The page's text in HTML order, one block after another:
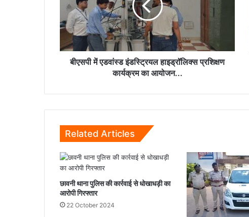
हाइड्रॉलिक्स
प्रशिक्षण
कार्यक्रम
आयोजन...
बीएसपी में एडवांस्ड इंडस्ट्रियल हाइड्रॉलिक्स प्रशिक्षण
कार्यक्रम का आयोजन...
Related Articles
छावनी थाना पुलिस की कार्रवाई से धोखाधड़ी का
आरोपी गिरफ्तार
22 October 2024